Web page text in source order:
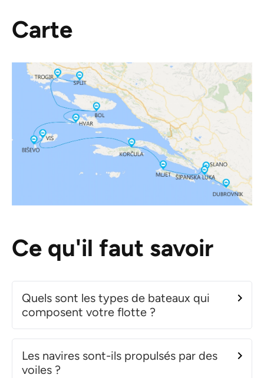
Carte
Ce qu'il faut savoir
Quels sont les types de bateaux qui
composent votre flotte ?
Les navires sont-ils propulsés par des
voiles ?